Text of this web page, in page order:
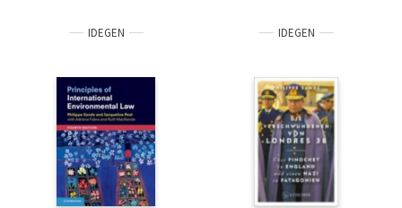
Tankönyv, segédkönyv
Társadalomtudomány
Természettudomány
Történelem
IDEGEN IDEGEN